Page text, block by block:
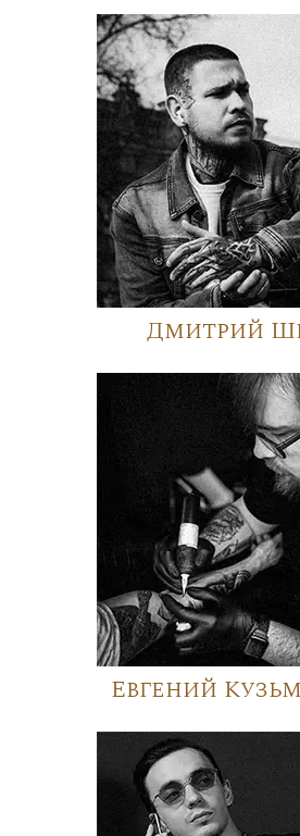
Дмитрий
Евгений